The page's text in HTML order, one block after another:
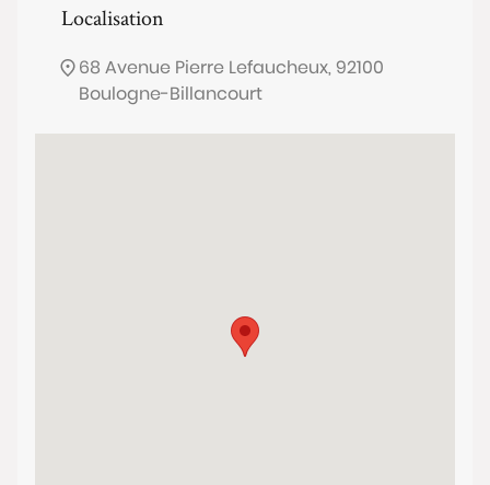
Localisation
68 Avenue Pierre Lefaucheux, 92100
Boulogne-Billancourt